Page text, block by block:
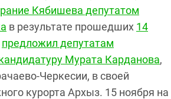
Кябишева депутатом
в результате прошедших 14
предложил депутатам
Мурата Карданова,
Черкесии, в своей
курорта Архыз. 15 ноября на